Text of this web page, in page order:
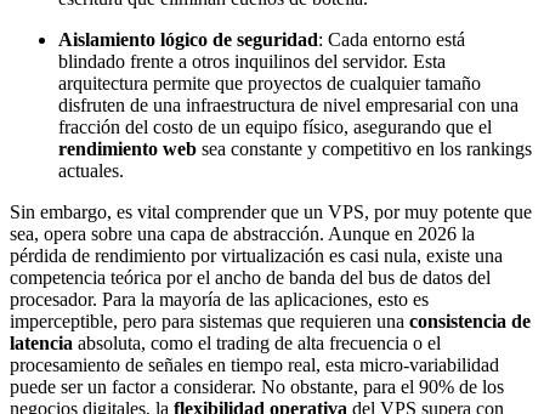
Aislamiento lógico de seguridad: Cada entorno está
blindado frente a otros inquilinos del servidor. Esta
arquitectura permite que proyectos de cualquier tamaño
disfruten de una infraestructura de nivel empresarial con una
fracción del costo de un equipo físico, asegurando que el
rendimiento web sea constante y competitivo en los rankings
actuales.
Sin embargo, es vital comprender que un VPS, por muy potente que
sea, opera sobre una capa de abstracción. Aunque en 2026 la
pérdida de rendimiento por virtualización es casi nula, existe una
competencia teórica por el ancho de banda del bus de datos del
procesador. Para la mayoría de las aplicaciones, esto es
imperceptible, pero para sistemas que requieren una consistencia de
latencia absoluta, como el trading de alta frecuencia o el
procesamiento de señales en tiempo real, esta micro-variabilidad
puede ser un factor a considerar. No obstante, para el 90% de los
negocios digitales, la flexibilidad operativa del VPS supera con